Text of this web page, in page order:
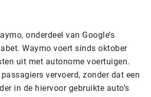
onderdeel van Google’s
Waymo voert sinds oktober
uit met autonome voertuigen.
vervoerd, zonder dat een
in de hiervoor gebruikte auto’s